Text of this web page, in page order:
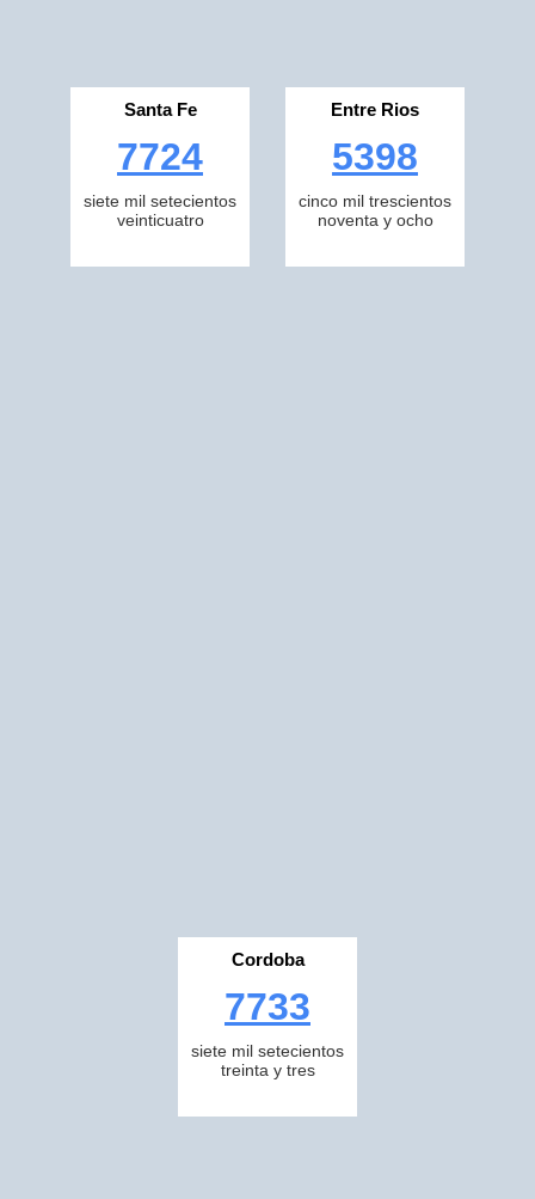
Santa Fe
7724
siete mil setecientos
veinticuatro
Entre Rios
5398
cinco mil trescientos
noventa y ocho
Cordoba
7733
siete mil setecientos
treinta y tres